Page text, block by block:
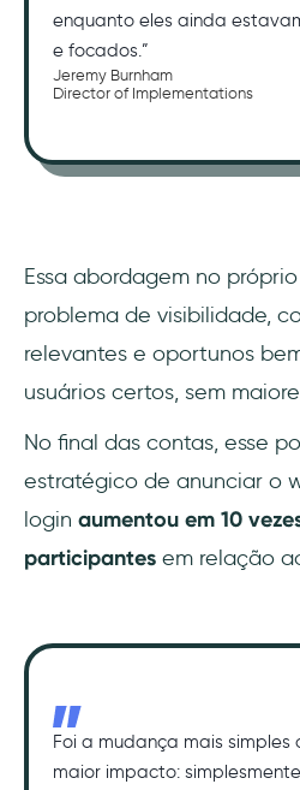
enquanto eles ainda
e focados.”
Jeremy Burnham
Director of Implementations
Essa abordagem no
problema de visibilidade,
relevantes e oportunos
usuários certos, sem
No final das contas, esse
estratégico de anunciar o
login aumentou em 10
participantes em relação
Foi a mudança mais simples
maior impacto: simplesmente